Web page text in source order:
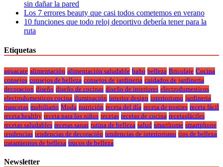
sin dañar la pared
Los 7 errores beauty que casi todos cometemos en verano
10 funciones que todo reloj deportivo debería tener para la
ruta
Etiquetas
aguacate alimentación alimentación saludable baño belleza Bricolaje Cocina
consejos consejos de belleza consejos de jardineria cuidados de jardineria
decoracion diseño diseño de cocinas diseño de interiores electrodomesticos
electrodomesticos cocina iluminación interior design interiorismo jardineria
mascotas mobiliario Moda nutrición receta del día receta de postres receta fácil
receta healthy receta para los niños recetas recetas de cocina recetasfáciles
recetas saludables recetas sanas rutina de belleza salud smarthome smartphone
tendencias tendencias de decoración tendencias de interiorismo tips de belleza
tratamientos de belleza trucos de belleza
Newsletter